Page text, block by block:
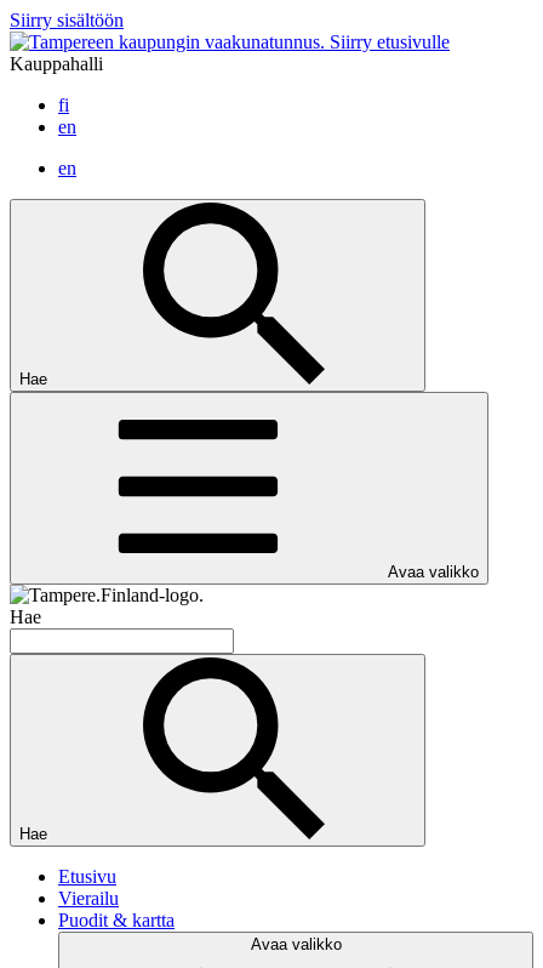
Siirry sisältöön
Siirry etusivulle
Kauppahalli
fi
en
en
Hae
Avaa valikko
Hae
Hae
Etusivu
Vierailu
Puodit & kartta
Avaa valikko